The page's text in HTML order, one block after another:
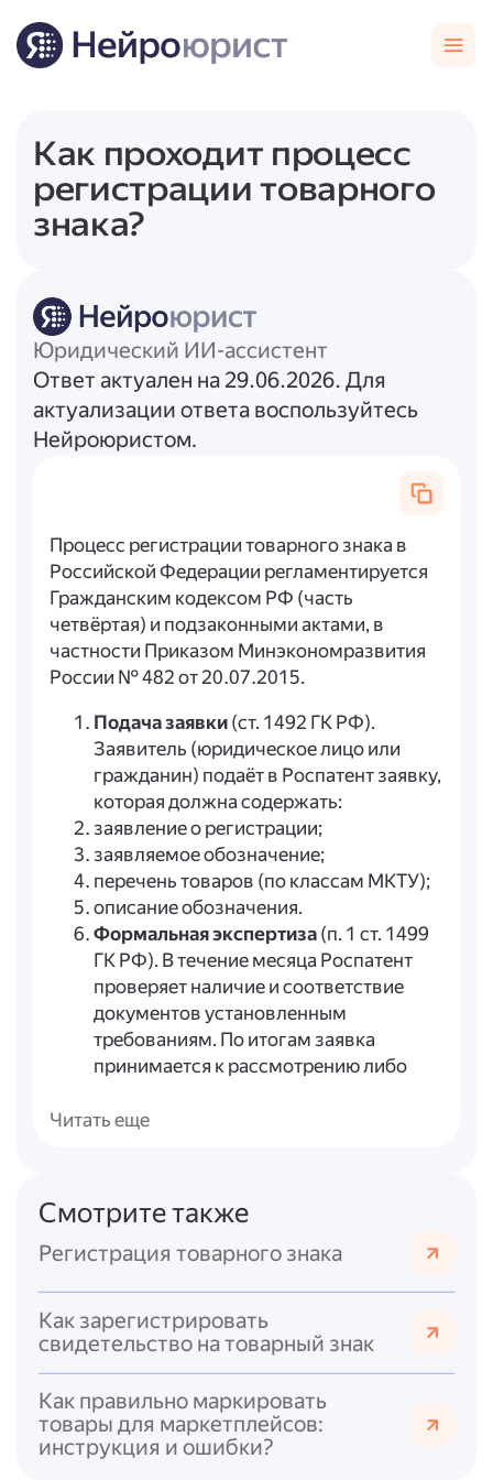
Как проходит процесс
регистрации товарного
знака?
Юридический ИИ-ассистент
Ответ актуален на 29.06.2026. Для
актуализации ответа воспользуйтесь
Нейроюристом.
Процесс регистрации товарного знака в
Российской Федерации регламентируется
Гражданским кодексом РФ (часть
четвёртая) и подзаконными актами, в
частности Приказом Минэкономразвития
России № 482 от 20.07.2015.
Подача заявки(ст. 1492 ГК РФ).
Заявитель (юридическое лицо или
гражданин) подаёт в Роспатент заявку,
которая должна содержать:
заявление о регистрации;
заявляемое обозначение;
перечень товаров (по классам МКТУ);
описание обозначения.
Формальная экспертиза(п. 1 ст. 1499
ГК РФ). В течение месяца Роспатент
проверяет наличие и соответствие
документов установленным
требованиям. По итогам заявка
принимается к рассмотрению либо
Экспертиза заявленного обозначения
ст. 1483 ГК РФ) и устанавливается
приоритет товарного знака. Заявителю
доводы заявителя учитываются, если
представлены в течение 6 месяцев со
Принятие решения о регистрации или
об отказе(п. 2 ст. 1499 ГК РФ). По
результатам экспертизы Роспатент
Читать еще
Смотрите также
Регистрация товарного знака
Как зарегистрировать
свидетельство на товарный знак
Как правильно маркировать
товары для маркетплейсов:
инструкция и ошибки?